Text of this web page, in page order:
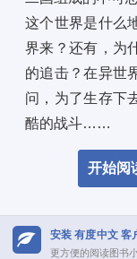
这个世界是什么
界来？还有，为
的追击？在异世
问，为了生存下
酷的战斗……
开始阅
安装 有度中文 客
更方便的阅读图书